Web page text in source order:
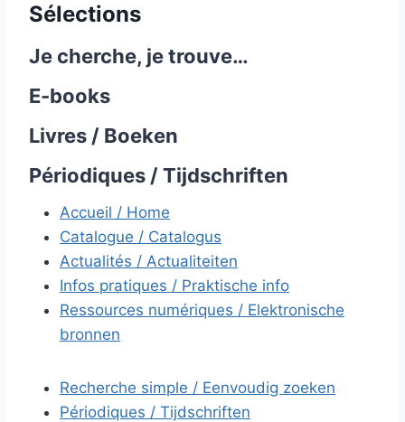
Sélections
Je cherche, je trouve…
E-books
Livres / Boeken
Périodiques / Tijdschriften
Accueil / Home
Catalogue / Catalogus
Actualités / Actualiteiten
Infos pratiques / Praktische info
Ressources numériques / Elektronische
bronnen
Recherche simple / Eenvoudig zoeken
Périodiques / Tijdschriften